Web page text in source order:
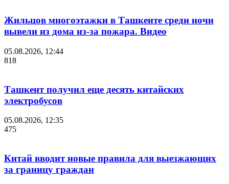
Жильцов многоэтажки в Ташкенте среди ночи
вывели из дома из-за пожара. Видео
05.08.2026, 12:44
818
Ташкент получил еще десять китайских
электробусов
05.08.2026, 12:35
475
Китай вводит новые правила для выезжающих
за границу граждан